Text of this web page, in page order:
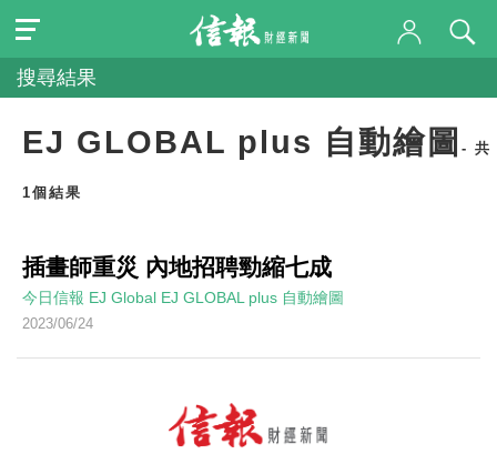
搜尋結果
EJ GLOBAL plus 自動繪圖 - 共
1個結果
插畫師重災 內地招聘勁縮七成
今日信報 EJ Global EJ GLOBAL plus 自動繪圖
2023/06/24